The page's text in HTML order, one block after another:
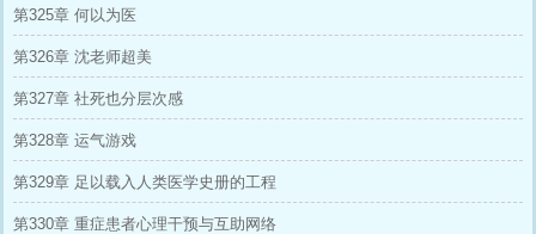
第325章 何以为医
第326章 沈老师超美
第327章 社死也分层次感
第328章 运气游戏
第329章 足以载入人类医学史册的工程
第330章 重症患者心理干预与互助网络